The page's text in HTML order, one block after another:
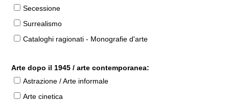
Secessione
Surrealismo
Cataloghi ragionati - Monografie d'arte
Arte dopo il 1945 / arte contemporanea:
Astrazione / Arte informale
Arte cinetica